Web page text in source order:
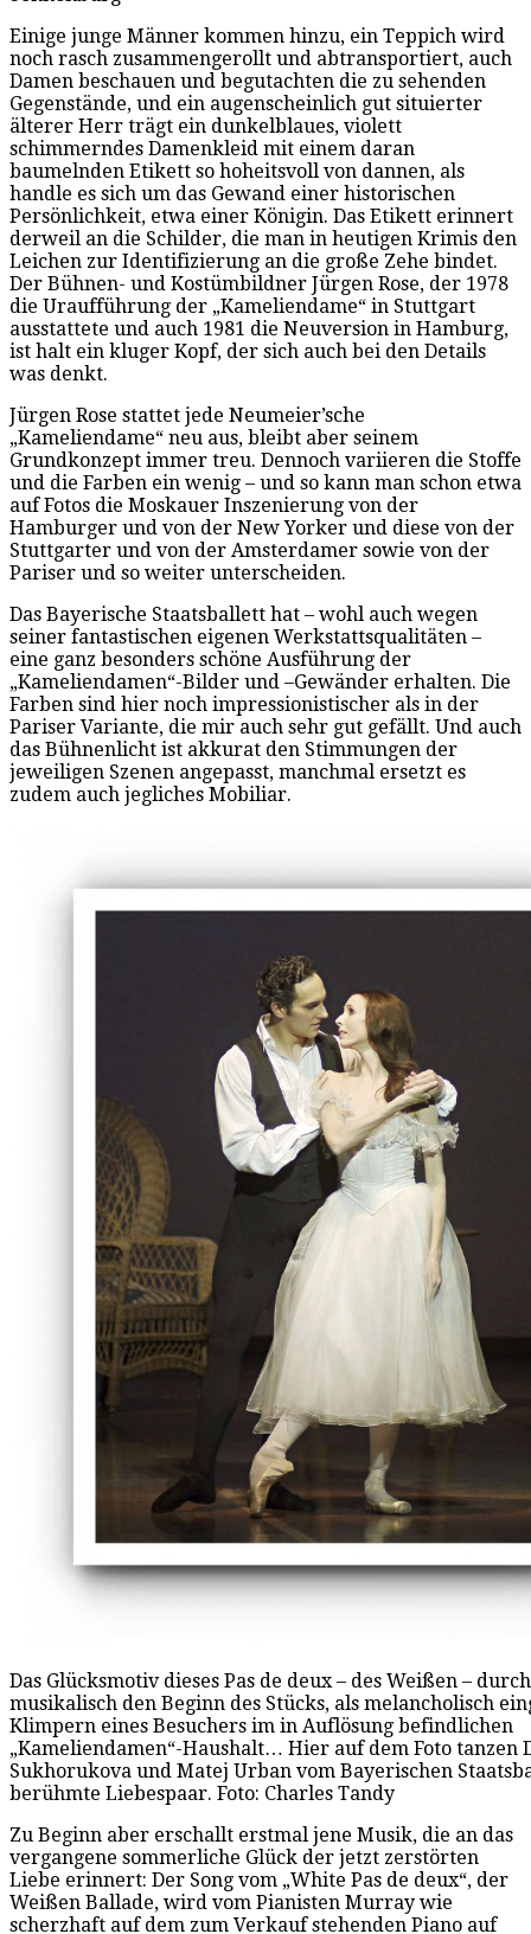
Einige junge Männer kommen hinzu, ein Teppich wird
noch rasch zusammengerollt und abtransportiert, auch
Damen beschauen und begutachten die zu sehenden
Gegenstände, und ein augenscheinlich gut situierter
älterer Herr trägt ein dunkelblaues, violett
schimmerndes Damenkleid mit einem daran
baumelnden Etikett so hoheitsvoll von dannen, als
handle es sich um das Gewand einer historischen
Persönlichkeit, etwa einer Königin. Das Etikett erinnert
derweil an die Schilder, die man in heutigen Krimis den
Leichen zur Identifizierung an die große Zehe bindet.
Der Bühnen- und Kostümbildner Jürgen Rose, der 1978
die Uraufführung der „Kameliendame“ in Stuttgart
ausstattete und auch 1981 die Neuversion in Hamburg,
ist halt ein kluger Kopf, der sich auch bei den Details
was denkt.
Jürgen Rose stattet jede Neumeier’sche
„Kameliendame“ neu aus, bleibt aber seinem
Grundkonzept immer treu. Dennoch variieren die Stoffe
und die Farben ein wenig – und so kann man schon etwa
auf Fotos die Moskauer Inszenierung von der
Hamburger und von der New Yorker und diese von der
Stuttgarter und von der Amsterdamer sowie von der
Pariser und so weiter unterscheiden.
Das Bayerische Staatsballett hat – wohl auch wegen
seiner fantastischen eigenen Werkstattsqualitäten –
eine ganz besonders schöne Ausführung der
„Kameliendamen“-Bilder und –Gewänder erhalten. Die
Farben sind hier noch impressionistischer als in der
Pariser Variante, die mir auch sehr gut gefällt. Und auch
das Bühnenlicht ist akkurat den Stimmungen der
jeweiligen Szenen angepasst, manchmal ersetzt es
zudem auch jegliches Mobiliar.
Das Glücksmotiv dieses Pas de deux – des Weißen –
musikalisch den Beginn des Stücks, als melancholisch
Klimpern eines Besuchers im in Auflösung befindlichen
„Kameliendamen“-Haushalt… Hier auf dem Foto tanzen
Sukhorukova und Matej Urban vom Bayerischen
berühmte Liebespaar. Foto: Charles Tandy
Zu Beginn aber erschallt erstmal jene Musik, die an das
vergangene sommerliche Glück der jetzt zerstörten
Liebe erinnert: Der Song vom „White Pas de deux“, der
Weißen Ballade, wird vom Pianisten Murray wie
scherzhaft auf dem zum Verkauf stehenden Piano auf